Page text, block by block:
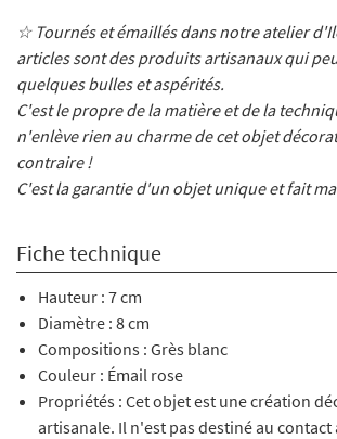
☆ Tournés et émaillés dans notre atelier
articles sont des produits artisanaux qui
quelques bulles et aspérités.
C'est le propre de la matière et de la
n'enlève rien au charme de cet objet
contraire !
C'est la garantie d'un objet unique et fait
Fiche technique
Hauteur : 7 cm
Diamètre : 8 cm
Compositions : Grès blanc
Couleur : Émail rose
Propriétés : Cet objet est une création
artisanale. Il n'est pas destiné au